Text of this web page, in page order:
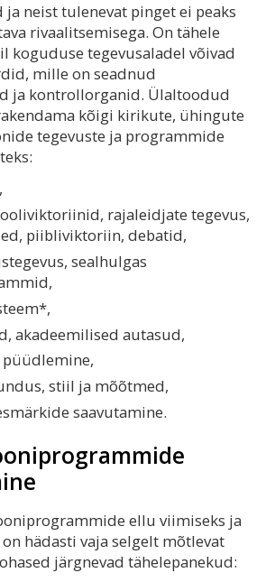
neist tulenevat pinget ei peaks
rivaalitsemisega. On tähele
koguduse tegevusaladel võivad
mille on seadnud
ja kontrollorganid. Ülaltoodud
kõigi kirikute, ühingute
tegevuste ja programmide
rajaleidjate tegevus,
piibliviktoriin, debatid,
sealhulgas
akadeemilised autasud,
stiil ja mõõtmed,
saavutamine.
ellu viimiseks ja
hädasti vaja selgelt mõtlevat
järgnevad tähelepanekud: